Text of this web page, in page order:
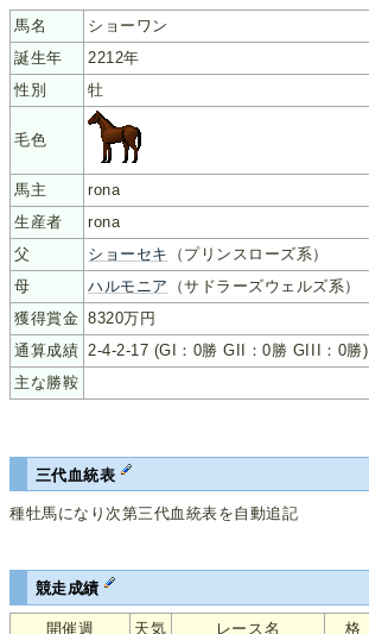
馬名
ショーワン
誕生年
2212年
性別
牡
毛色
馬主
rona
生産者
rona
父
ショーセキ
（プリンスローズ系）
母
ハルモニア
（サドラーズウェルズ系）
獲得賞金 8320万円
通算成績 2-4-2-17 (GI：0勝 GII：0勝 GIII：0勝)
主な勝鞍
三代血統表
種牡馬になり次第三代血統表を自動追記
競走成績
開催週 天気 レース名 格